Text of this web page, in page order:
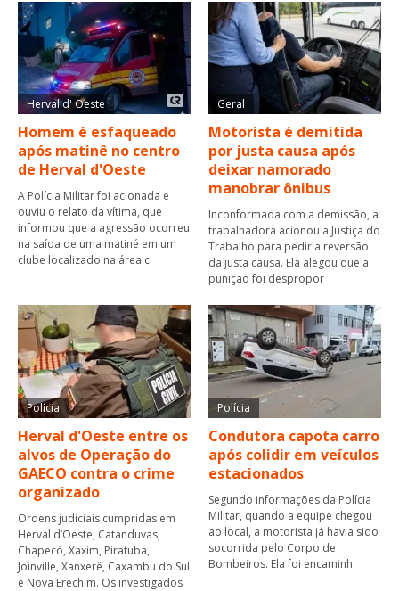
Herval d' Oeste
Homem é esfaqueado
após matinê no centro
de Herval d'Oeste
A Polícia Militar foi acionada e
ouviu o relato da vítima, que
informou que a agressão ocorreu
na saída de uma matiné em um
clube localizado na área c
Geral
Motorista é demitida
por justa causa após
deixar namorado
manobrar ônibus
Inconformada com a demissão, a
trabalhadora acionou a Justiça do
Trabalho para pedir a reversão
da justa causa. Ela alegou que a
punição foi despropor
Polícia
Herval d'Oeste entre os
alvos de Operação do
GAECO contra o crime
organizado
Ordens judiciais cumpridas em
Herval d’Oeste, Catanduvas,
Chapecó, Xaxim, Piratuba,
Joinville, Xanxerê, Caxambu do Sul
e Nova Erechim. Os investigados
Polícia
Condutora capota carro
após colidir em veículos
estacionados
Segundo informações da Polícia
Militar, quando a equipe chegou
ao local, a motorista já havia sido
socorrida pelo Corpo de
Bombeiros. Ela foi encaminh